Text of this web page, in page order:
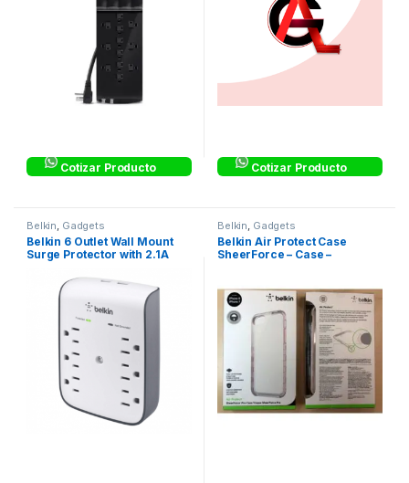
Cotizar Producto Cotizar Producto
Belkin Gadgets
Belkin 6 Outlet Wall Mount
Surge Protector with 2.1A
contra sobretensiones –
conectores de salida: 8
Belkin Gadgets
Belkin Air Protect Case
SheerForce – Case –